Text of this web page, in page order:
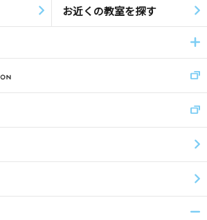
お近くの教室を探す